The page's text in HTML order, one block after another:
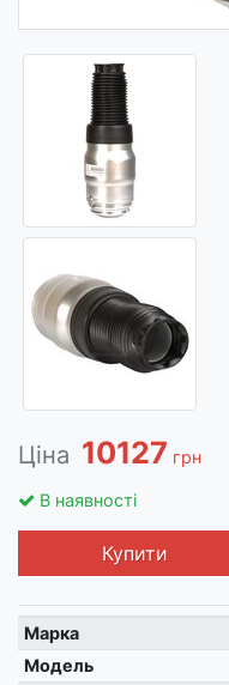
Ціна 10127 грн
В наявності
Купити
Марка
Модель